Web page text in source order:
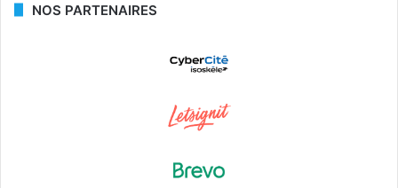
NOS PARTENAIRES